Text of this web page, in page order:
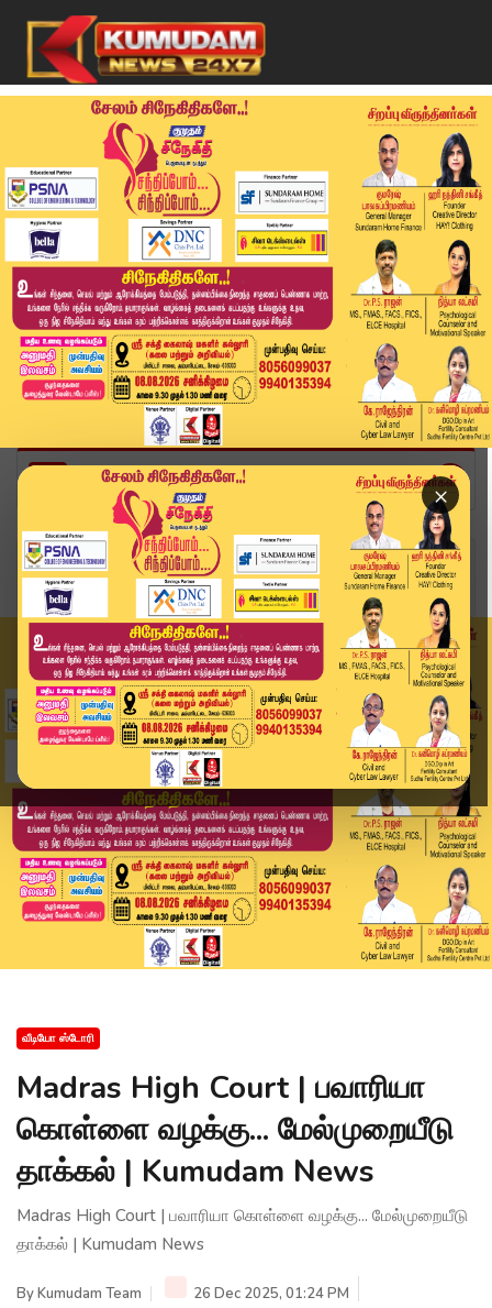
×
Home
வீடியோ ஸ்டோரி
Madras High Court | பவாரியா கொள்ளை வழக்கு... மே...
வீடியோ ஸ்டோரி
Madras High Court | பவாரியா
கொள்ளை வழக்கு... மேல்முறையீடு
தாக்கல் | Kumudam News
Madras High Court | பவாரியா கொள்ளை வழக்கு... மேல்முறையீடு
தாக்கல் | Kumudam News
ByKumudam Team
26 Dec 2025, 01:24 PM